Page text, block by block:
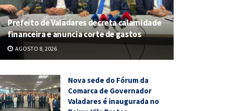
Prefeito de Valadares decreta calamidade
financeira e anuncia corte de gastos
AGOSTO 8, 2026
Nova sede do Fórum da
Comarca de Governador
Valadares é inaugurada no